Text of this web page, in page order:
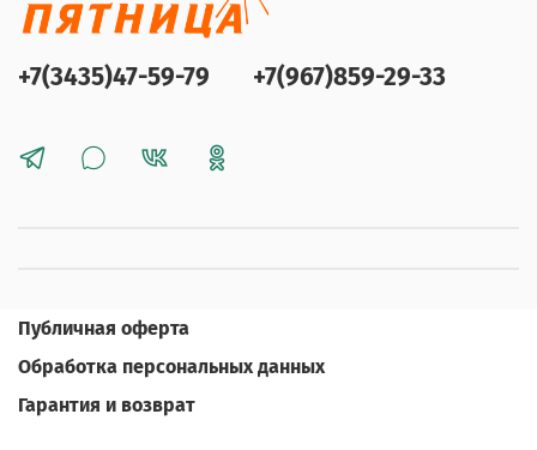
+7(3435)47-59-79 +7(967)859-29-33
Публичная оферта
Обработка персональных данных
Гарантия и возврат